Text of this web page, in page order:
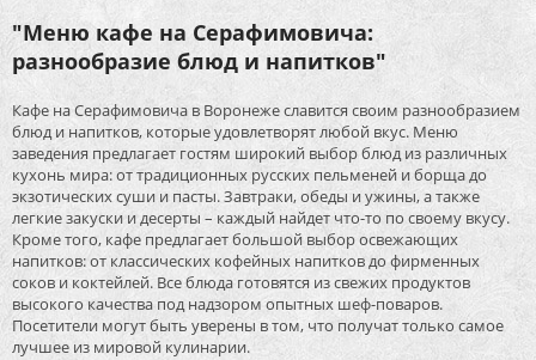
"Меню кафе на Серафимовича:
разнообразие блюд и напитков"
Кафе на Серафимовича в Воронеже славится своим разнообразием
блюд и напитков, которые удовлетворят любой вкус. Меню
заведения предлагает гостям широкий выбор блюд из различных
кухонь мира: от традиционных русских пельменей и борща до
экзотических суши и пасты. Завтраки, обеды и ужины, а также
легкие закуски и десерты – каждый найдет что-то по своему вкусу.
Кроме того, кафе предлагает большой выбор освежающих
напитков: от классических кофейных напитков до фирменных
соков и коктейлей. Все блюда готовятся из свежих продуктов
высокого качества под надзором опытных шеф-поваров.
Посетители могут быть уверены в том, что получат только самое
лучшее из мировой кулинарии.